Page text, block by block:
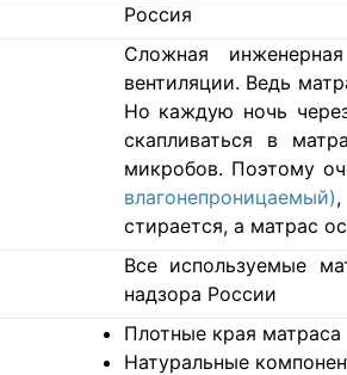
Россия
Cложная
вентиляции. Ведь
Но каждую ночь
скапливаться в
микробов. Поэтому
влагонепроницаемый)
стирается, а матрас
Все используемые
надзора России
Плотные края матраса
Натуральные